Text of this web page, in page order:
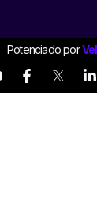
Potenciado por